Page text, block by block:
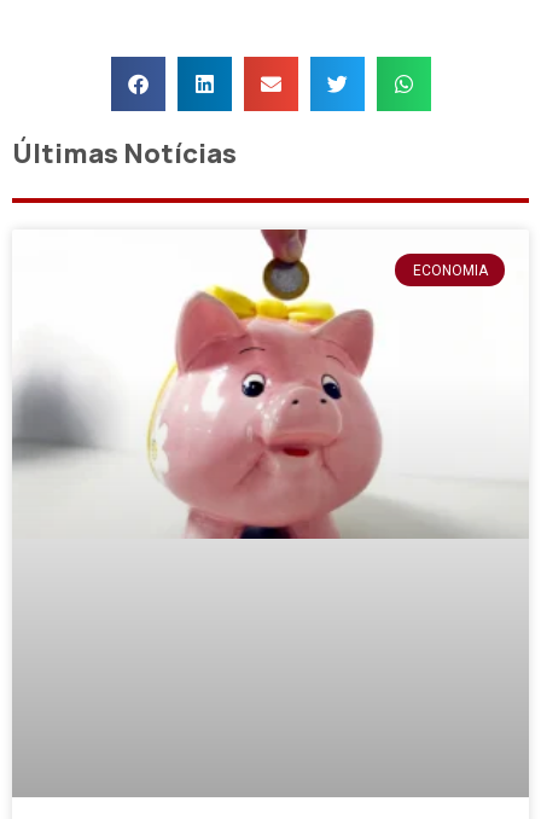
Últimas Notícias
ECONOMIA